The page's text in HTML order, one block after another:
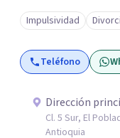
escenarios según
tres ejes fundamentales: 1- Análisis de
estimación de
relación de pareja 2- Análisis conductual: evaluación de
interacción 3- Soporte emocional: acompañamiento
para la gestión del
Impulsividad
Teléfono
Dirección
Cl. 5 Sur, El
Antioquia